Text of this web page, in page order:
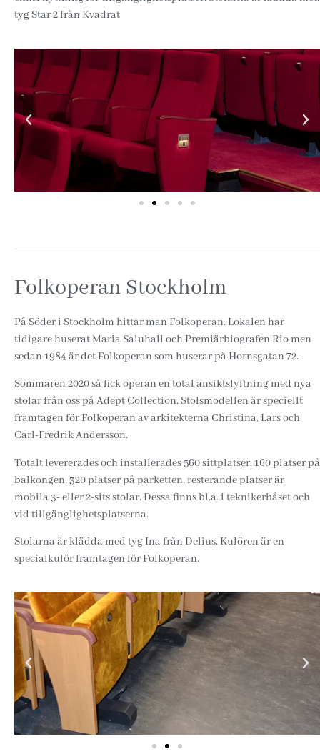
tyg Star 2 från Kvadrat
Folkoperan Stockholm
På Söder i Stockholm hittar man Folkoperan. Lokalen har
tidigare huserat Maria Saluhall och Premiärbiografen Rio men
sedan 1984 är det Folkoperan som huserar på Hornsgatan 72.
Sommaren 2020 så fick operan en total ansiktslyftning med nya
stolar från oss på Adept Collection. Stolsmodellen är speciellt
framtagen för Folkoperan av arkitekterna Christina, Lars och
Carl-Fredrik Andersson.
Totalt levererades och installerades 560 sittplatser. 160 platser på
balkongen, 320 platser på parketten, resterande platser är
mobila 3- eller 2-sits stolar. Dessa finns bl.a. i teknikerbåset och
vid tillgänglighetsplatserna.
Stolarna är klädda med tyg Ina från Delius. Kulören är en
specialkulör framtagen för Folkoperan.